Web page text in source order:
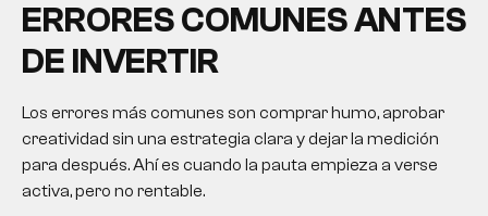
ERRORES COMUNES ANTES
DE INVERTIR
Los errores más comunes son comprar humo, aprobar
creatividad sin una estrategia clara y dejar la medición
para después. Ahí es cuando la pauta empieza a verse
activa, pero no rentable.